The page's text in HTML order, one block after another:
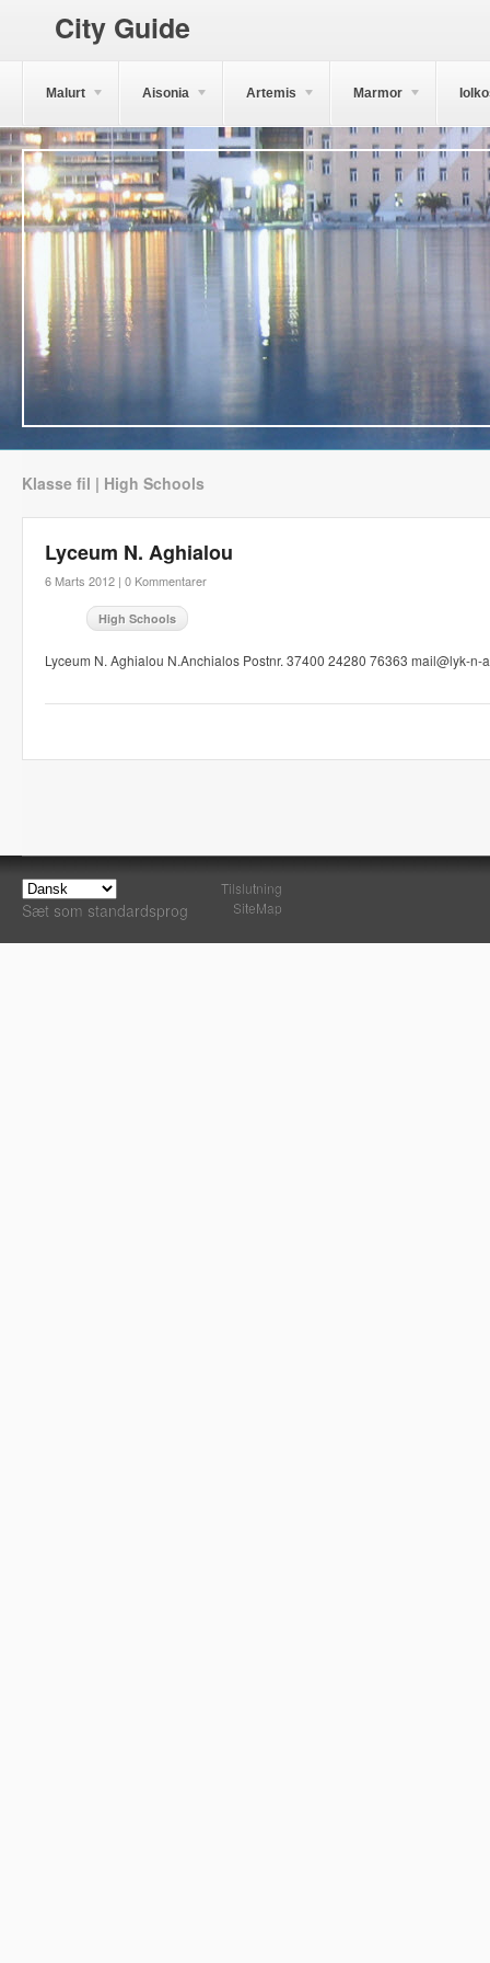
City Guide
Malurt Aisonia Artemis Marmor
Klasse fil | High Schools
Lyceum N. Aghialou
6 Marts 2012 | 0 Kommentarer
High Schools
Lyceum N. Aghialou N.Anchialos Postnr. 37400 24280 76363 mail@lyk-n-
Sæt som standardsprog
Tilslutning
SiteMap